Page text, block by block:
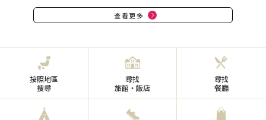
查看更多
按照地區
搜尋
尋找
旅館・飯店
尋找
餐廳